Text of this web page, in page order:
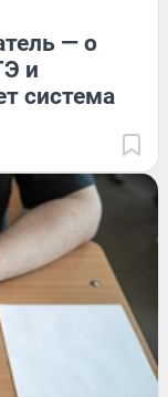
— о
и
система